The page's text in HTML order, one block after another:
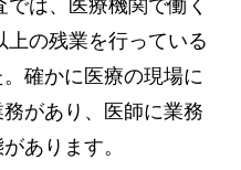
は、医療機関で働く
上の残業を行っている
確かに医療の現場に
があり、医師に業務
あります。